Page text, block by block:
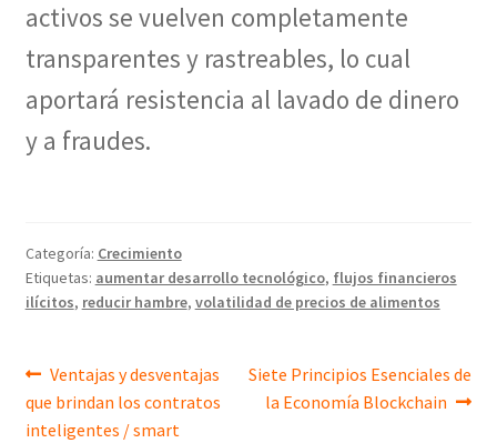
activos se vuelven completamente
transparentes y rastreables, lo cual
aportará resistencia al lavado de dinero
y a fraudes.
Categoría: Crecimiento
Etiquetas: aumentar desarrollo tecnológico, flujos financieros
ilícitos, reducir hambre, volatilidad de precios de alimentos
Navegación
de
Entrada
anterior:
Ventajas y desventajas
que brindan los contratos
inteligentes / smart
Siguiente
entrada:
Siete Principios Esenciales de
la Economía Blockchain